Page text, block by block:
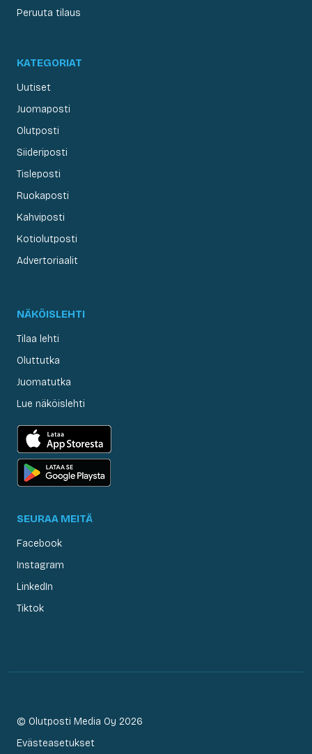
Peruuta tilaus
KATEGORIAT
Uutiset
Juomaposti
Olutposti
Siideriposti
Tisleposti
Ruokaposti
Kahviposti
Kotiolutposti
Advertoriaalit
NÄKÖISLEHTI
Tilaa lehti
Oluttutka
Juomatutka
Lue näköislehti
SEURAA MEITÄ
Facebook
Instagram
LinkedIn
Tiktok
© Olutposti Media Oy 2026
Evästeasetukset